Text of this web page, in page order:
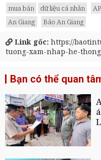
mua bán
dữ liệu cá nhân
An Giang
Báo An Giang
Link gốc: https://
tuong-xam-nhap-he-
Bạn có thể quan